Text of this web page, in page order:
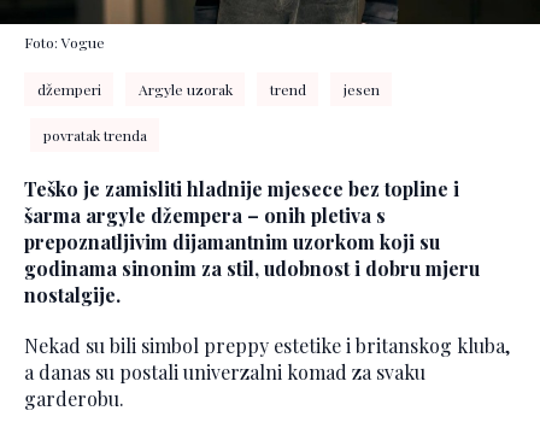
Foto: Vogue
džemperi Argyle uzorak trend jesen
povratak trenda
Teško je zamisliti hladnije mjesece bez topline i
šarma argyle džempera – onih pletiva s
prepoznatljivim dijamantnim uzorkom koji su
godinama sinonim za stil, udobnost i dobru mjeru
nostalgije.
Nekad su bili simbol preppy estetike i britanskog kluba,
a danas su postali univerzalni komad za svaku
garderobu.